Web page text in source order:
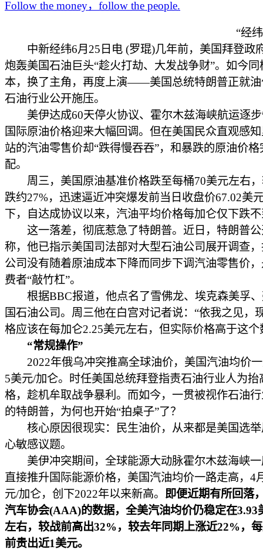
Follow the money，follow the people.
“经
中新经纬6月25日电 (罗琨)几年前，美国拜登政
炮轰美国石油巨头“趁火打劫、大发战争财”。如今同
本，换了主角，再度上演——美国总统特朗普正就油
石油行业公开施压。
美伊达成60天停火协议、霍尔木兹海峡航运逐步
国际原油价格迎来大幅回调。但在美国民众直观感
站的汽油零售价却“跌得慢吞吞”，和暴跌的原油价格
配。
周三，美国原油基准价格跌至每桶70美元左右，
跌约27%，迅速逼近冲突爆发前当日收盘价67.02美
下，自达成协议以来，汽油平均价格每加仑仅下跌
这一落差，彻底惹急了特朗普。近日，特朗普公
称，他已指示美国司法部对大型石油公司展开调查
公司没有随着原油成本下降而同步下调汽油零售价
费者“敲竹杠”。
根据BBC报道，他点名了雪佛龙、埃克森美孚、
国石油公司。周三他在白宫对记者说：“依我之见，
格应该在每加仑2.25美元左右，但实际价格高于这个
“常规操作”
2022年俄乌冲突推高全球油价，美国汽油均价
5美元/加仑。时任美国总统拜登指责石油行业人为抬
格，趁机牟取战争暴利。而如今，一贯被视作石油行
的特朗普，为何也开始“拍桌子”了？
核心原因很现实：民生油价，从来都是美国选举
心敏感议题。
美伊冲突期间，全球能源大动脉霍尔木兹海峡一
直接推升国际能源价格，美国汽油均价一路走高，4
元/加仑，创下2022年以来新高。 即便近期有所回落
汽车协会(AAA)的数据，全美汽油均价仍稳定在3.93
左右，较战前高出32%，较去年同期上涨近22%，
前贵出近1美元。